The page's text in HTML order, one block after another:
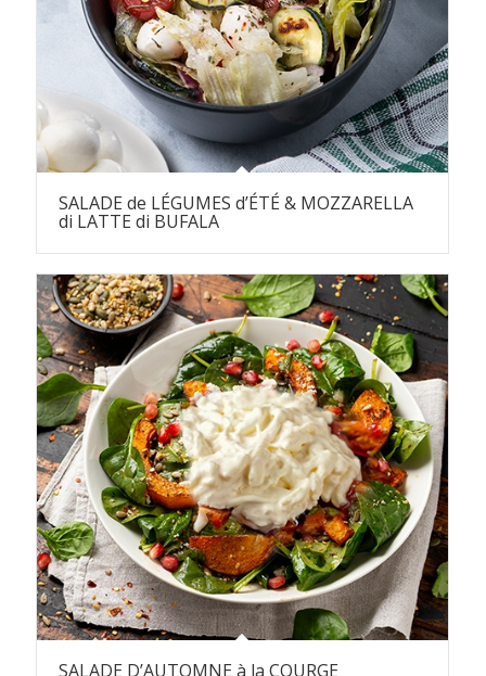
SALADE de LÉGUMES d’ÉTÉ & MOZZARELLA
di LATTE di BUFALA
SALADE D’AUTOMNE à la COURGE